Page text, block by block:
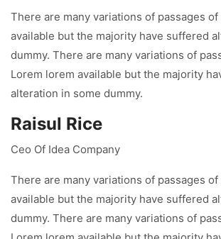
There are many variations of passages
available but the majority have suffered
dummy. There are many variations of
Lorem lorem available but the majority
alteration in some dummy.
Raisul Rice
Ceo Of Idea Company
There are many variations of passages
available but the majority have suffered
dummy. There are many variations of